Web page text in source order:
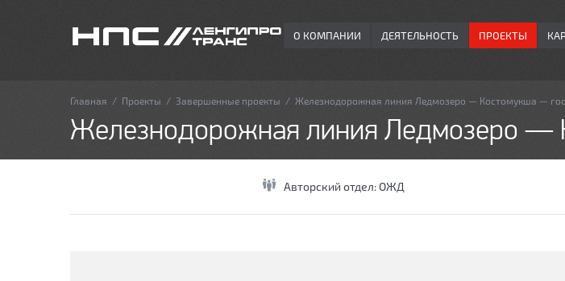
О КОМПАНИИ ДЕЯТЕЛЬНОСТЬ ПРОЕКТЫ
Главная / Проекты / Завершенные проекты / Железнодорожная линия Ледмозеро — Костомукша —
Железнодорожная линия Ледмозеро —
Авторский отдел: ОЖД